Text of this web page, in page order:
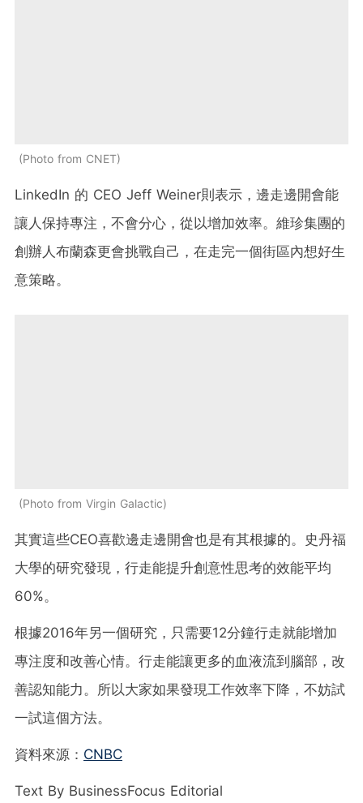
Photo from CNET
LinkedIn 的 CEO Jeff Weiner則表示，邊走邊開會能
讓人保持專注，不會分心，從以增加效率。維珍集團的
創辦人布蘭森更會挑戰自己，在走完一個街區內想好生
意策略。
Photo from Virgin Galactic
其實這些CEO喜歡邊走邊開會也是有其根據的。史丹福
大學的研究發現，行走能提升創意性思考的效能平均
60%。
根據2016年另一個研究，只需要12分鐘行走就能增加
專注度和改善心情。行走能讓更多的血液流到腦部，改
善認知能力。所以大家如果發現工作效率下降，不妨試
一試這個方法。
資料來源： CNBC
Text By BusinessFocus Editorial